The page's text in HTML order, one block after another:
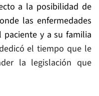
a la posibilidad de
las enfermedades
y a su familia
el tiempo que le
la legislación que